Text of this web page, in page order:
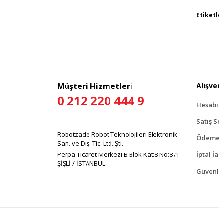
Bu
Müşteri Hizmetleri
0 212 220 444 9
Robotzade Robot Teknolojileri Elektronik
San. ve Dış. Tic. Ltd. Şti.
Perpa Ticaret Merkezi B Blok Kat:8 No:871
ŞİŞLİ / İSTANBUL
Satış
İptal